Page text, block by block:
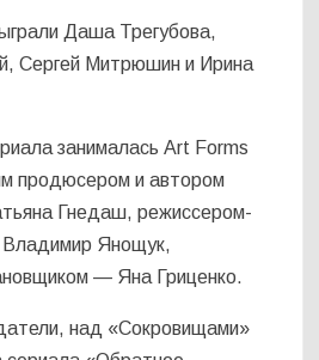
Даша Трегубова,
Сергей Митрюшин и Ирина
занималась Art Forms
продюсером и автором
Гнедаш, режиссером-
Янощук,
— Яна Гриценко.
над «Сокровищами»